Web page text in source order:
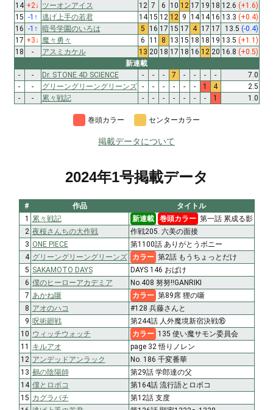
14 +2↓ ツーオンアイス 12 7 6 10 12 17 19 18 12.6 (+1.6)
15 -1 ↑ 逃げ上手の若君 14 15 12 12 9 14 14 16 13.3 (+0.4)
16 -1 ↑ 暗号学園のいろは 5 16 17 15 17 4 17 17 13.5 (-0.4)
17 +3↓ 魔々勇々 6 11 8 13 15 18 18 19 13.5 (+1.1)
18
- アスミカケル 13 20 18 17 18 16 12 20 16.8 (+0.5)
新連載
-
- Dr. STONE 4D SCIENCE - - - 7 - - - -
7.0
-
- グリーングリーングリーンズ - - - - - - 1 4
2.5
-
- 累々戦記 - - - - - - - 1 1.0
巻頭カラー センターカラー
掲載データについて
2024年1号掲載データ
# 作品
タイトル
1
累々戦記 新連載 巻頭カラー 第一話 累成る影
2 夜桜さんちの大作戦
作戦205. 六美の面接
3 ONE PIECE
第1100話 ありがとうボニー
4 グリーングリーングリーンズ カラー 第2話 もうちょっとだけ
5 SAKAMOTO DAYS
DAYS 146 おばけ
6 僕のヒーローアカデミア
No.408 努努!!GANRIKI
7 あかね噺 カラー 第89席 狸の噺
8 アオのハコ
#128 兵藤さんと
9 呪術廻戦
第244話 人外魔境新宿決戦⑯
10 ウィッチウォッチ カラー 135 使い魔サモン委員会
11
キルアオ
page 32 悟りノレン
12 アンデッドアンラック
No. 186 千変番華
13 鵺の陰陽師
第29話 学郎達の父
14 僕とロボコ
第164話 流行語とロボコ
15 カグラバチ
第12話 支度